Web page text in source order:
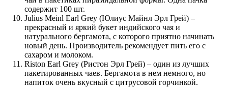
содержит 100 шт.
Julius Meinl Earl Grey (Юлиус Майнл Эрл Грей) –
прекрасный и яркий букет индийского чая и
натурального бергамота, с которого приятно начинать
новый день. Производитель рекомендует пить его с
сахаром и молоком.
Riston Earl Grey (Ристон Эрл Грей) – один из лучших
пакетированных чаев. Бергамота в нем немного, но
напиток очень вкусный с цитрусовой горчинкой.